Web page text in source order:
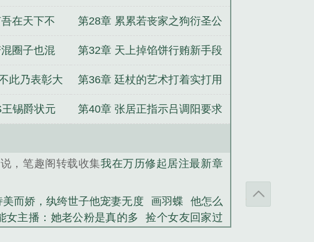
辅张太岳求追读 月票
在天下不 第28章 累累若丧家之狗衍圣公
返乡
圈子也混 第32章 天上掉馅饼行贿新手段
此乃表彰大 第36章 廷杖的艺术打着实打用
心打
锡爵状元 第40章 张居正指示吕调阳要求
，笔趣阁转载收集我在万历修起居注最新章
美而娇，纨绔世子他宠妻无度 画羽蝶
他怎么
女主播：她老公粉是真的多
捡个女友回家过